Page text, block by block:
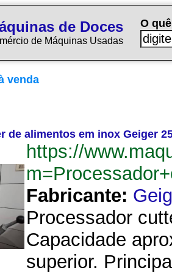
de Doces
de Máquinas Usadas
O
venda
de alimentos em inox Geiger
https://
Fabricante:
Processador
Capacidade
superior.